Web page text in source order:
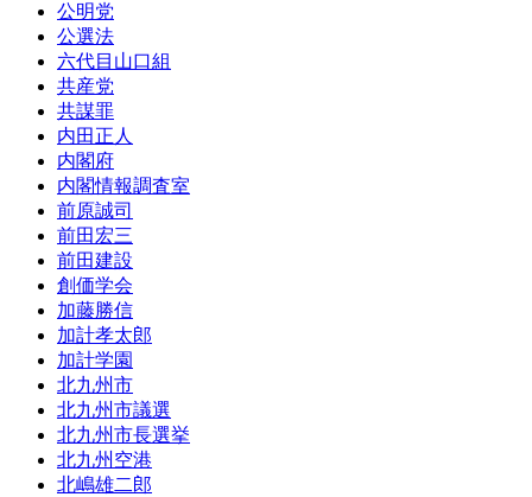
公明党
公選法
六代目山口組
共産党
共謀罪
内田正人
内閣府
内閣情報調査室
前原誠司
前田宏三
前田建設
創価学会
加藤勝信
加計孝太郎
加計学園
北九州市
北九州市議選
北九州市長選挙
北九州空港
北嶋雄二郎